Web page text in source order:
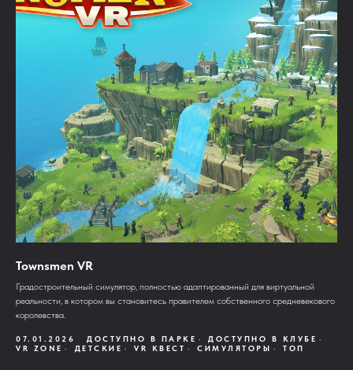
Townsmen VR
Градостроительный симулятор, полностью адаптированный для виртуальной
реальности, в котором вы становитесь правителем собственного средневекового
королевства.
07.01.2026 ДОСТУПНО В ПАРКЕ
ДОСТУПНО В КЛУБЕ
VR ZONE
ДЕТСКИЕ VR КВЕСТ СИМУЛЯТОРЫ ТОП